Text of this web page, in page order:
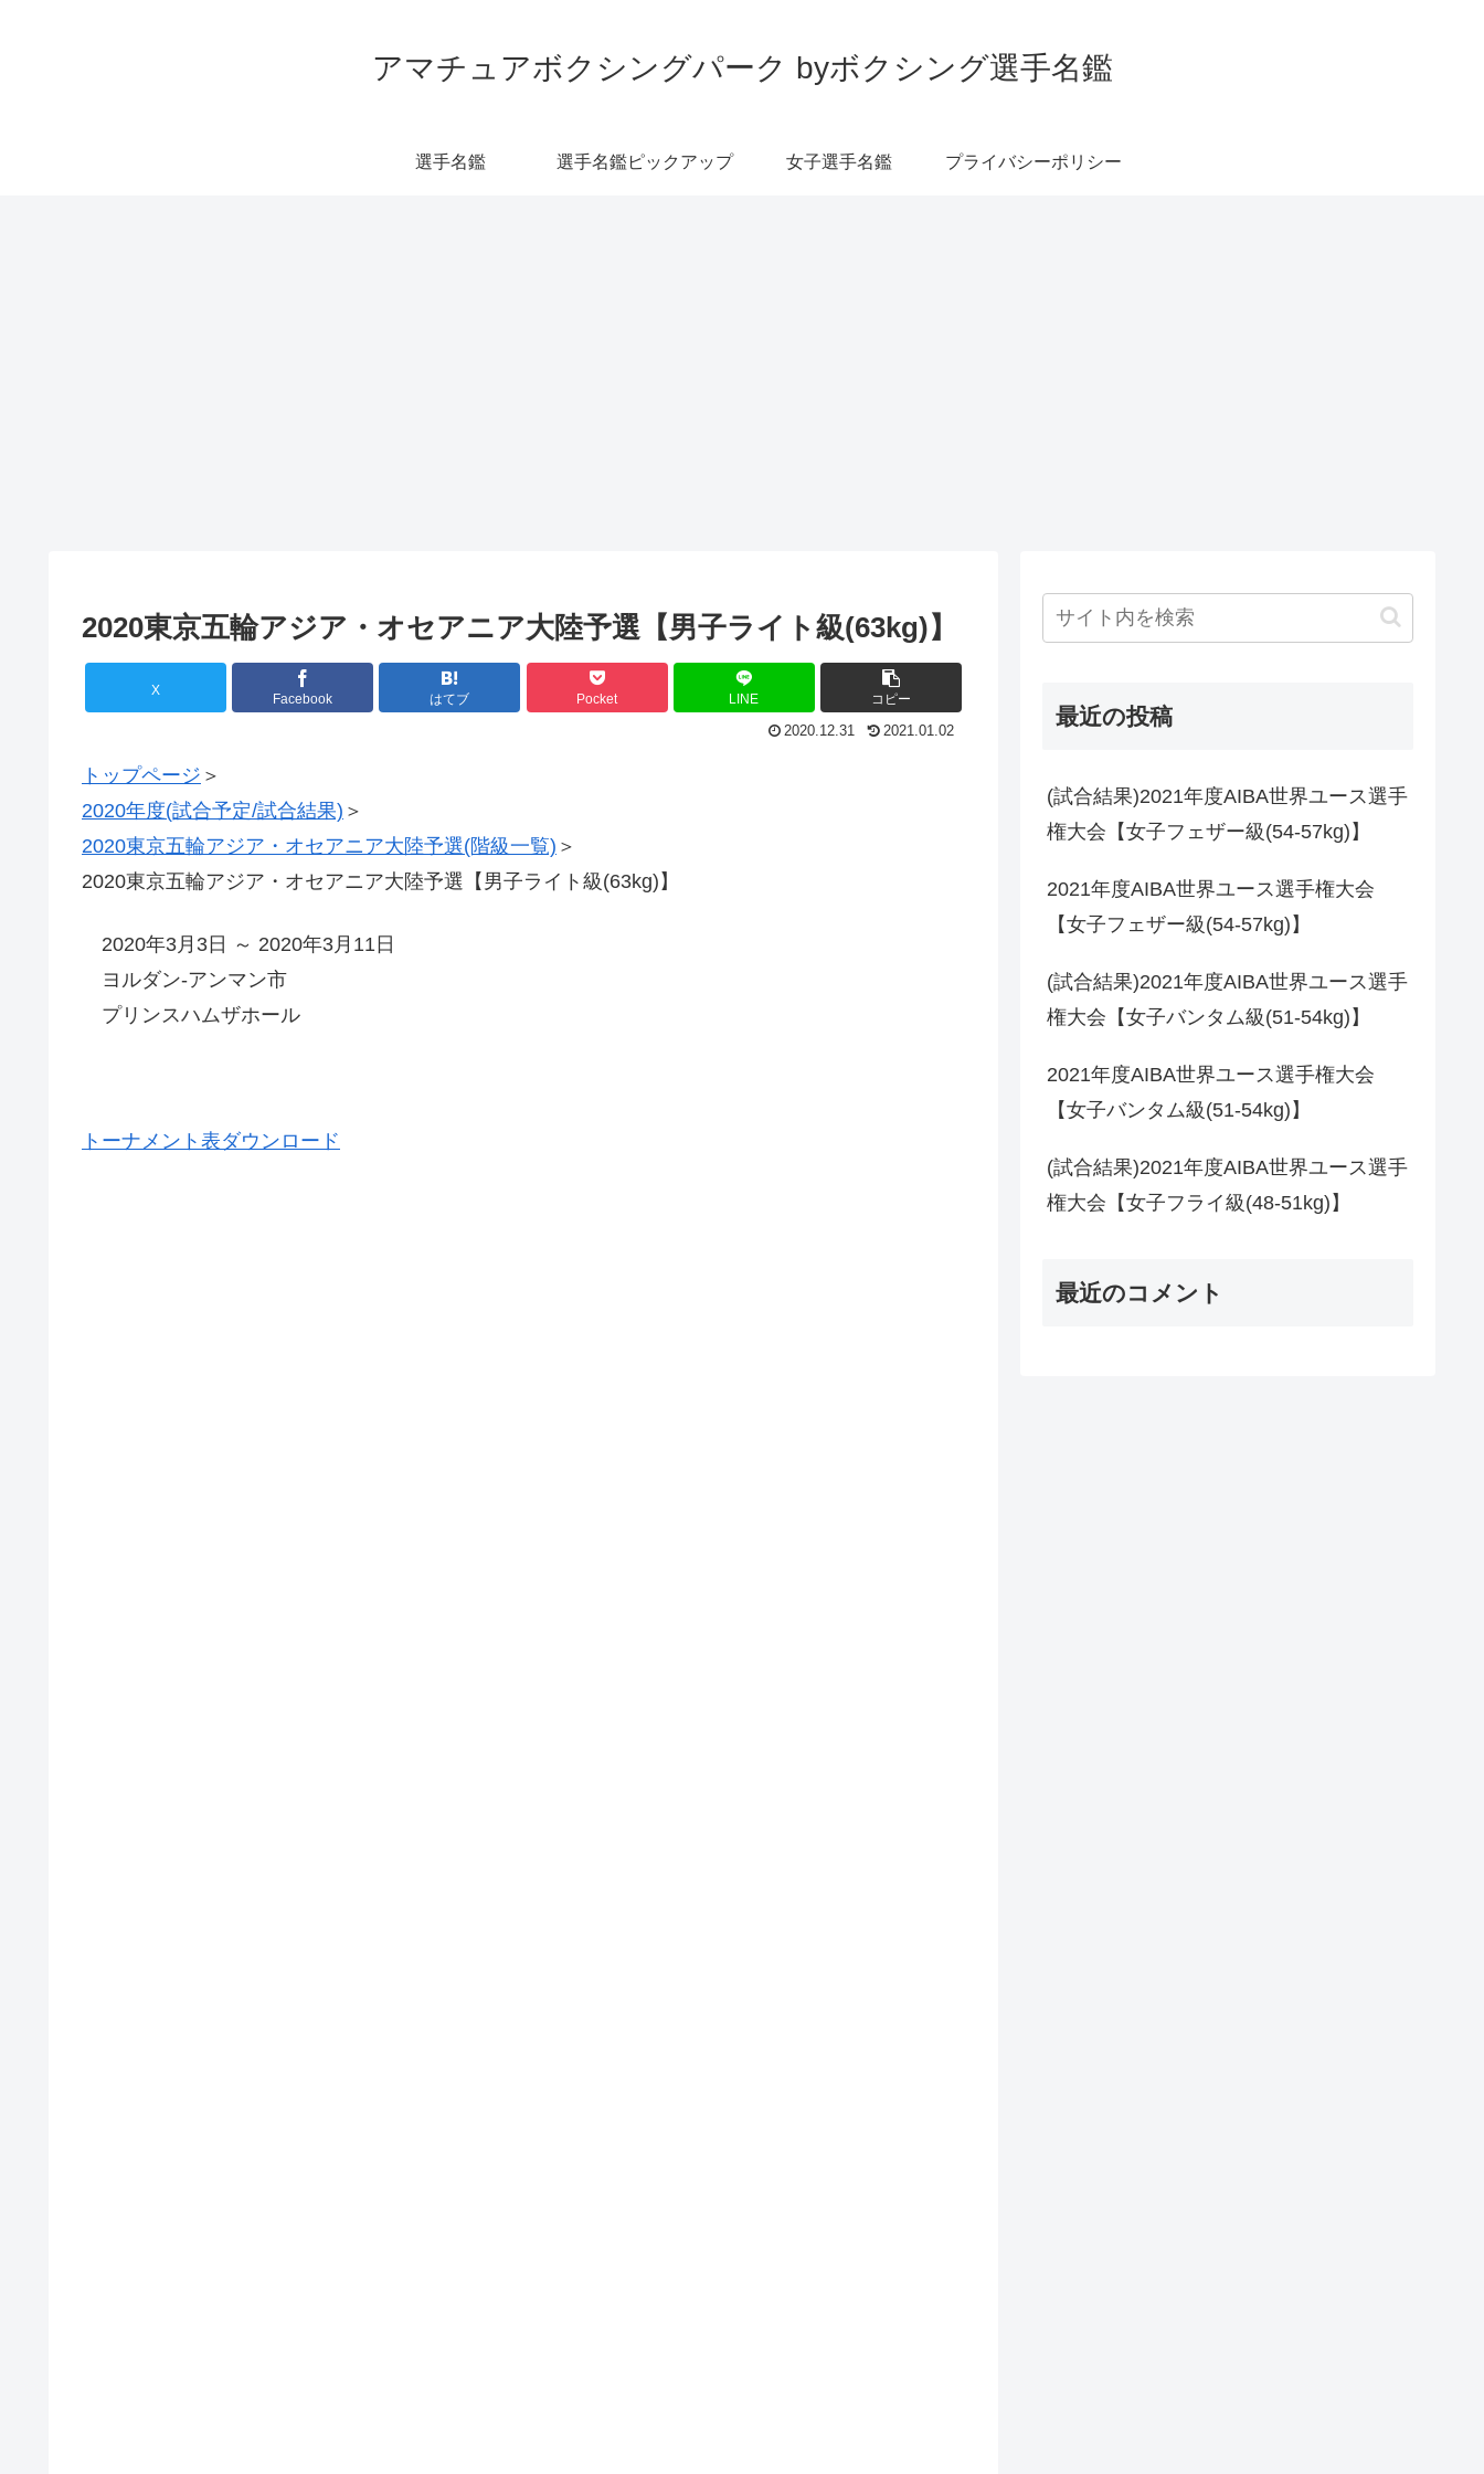
アマチュアボクシングパーク byボクシング選手名鑑
選手名鑑 選手名鑑ピックアップ 女子選手名鑑 プライバシーポリシー
2020東京五輪アジア・オセアニア大陸予選【男子ライト級(63kg)】
X
Facebook はてブ Pocket LINE コピー
2020.12.31 2021.01.02
トップページ ＞
2020年度(試合予定/試合結果) ＞
2020東京五輪アジア・オセアニア大陸予選(階級一覧) ＞
2020東京五輪アジア・オセアニア大陸予選【男子ライト級(63kg)】
2020年3月3日 ～ 2020年3月11日
ヨルダン-アンマン市
プリンスハムザホール
トーナメント表ダウンロード
最近の投稿
(試合結果)2021年度AIBA世界ユース選手
権大会【女子フェザー級(54-57kg)】
2021年度AIBA世界ユース選手権大会
【女子フェザー級(54-57kg)】
(試合結果)2021年度AIBA世界ユース選手
権大会【女子バンタム級(51-54kg)】
2021年度AIBA世界ユース選手権大会
【女子バンタム級(51-54kg)】
(試合結果)2021年度AIBA世界ユース選手
権大会【女子フライ級(48-51kg)】
最近のコメント